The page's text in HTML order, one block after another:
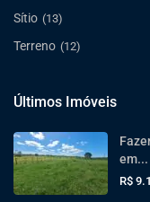
Sítio (13)
Terreno (12)
Últimos Imóveis
em...
R$